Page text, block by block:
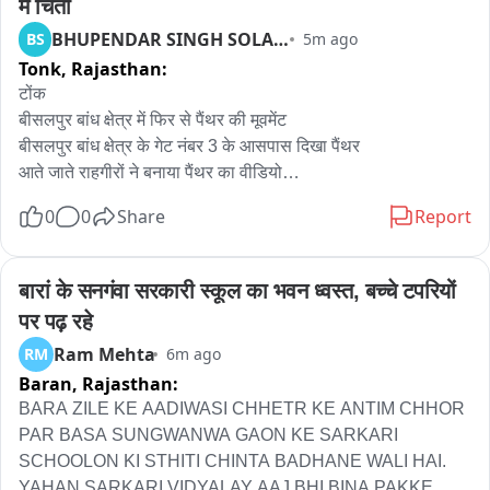
নির্দেশ দেওয়া হয়েছে।পাশাপাশি গর্ভবতী মায়েদের জন্য ২৪ ঘন্টা পরিষেবা, মুমূর্ষু
রোগীদের চিকিৎসা এবং হাসপাতাল পরিষ্কার পরিচ্ছন্ন রাখা সহ ল্যাবরেটরি সুব্যবস্থা
করা হবে আগামী কয়েকদিনের মধ্যেই।স্বাস্থ্যই সম্পদ। সেই স্বাস্থ্য পরিষেবার জন্য
সমস্ত কোন রকম পদক্ষেপ দ্রুততার সাথে গ্রহণ করা হবে।
যাতে এলাকার প্রায় ২০ হাজার মানুষ উপকৃত হয়।
में चिंता
BS BHUPENDAR SINGH SOLANKI 5m ago
Tonk, Rajasthan:
टोंक
बीसलपुर बांध क्षेत्र में फिर से पैंथर की मूवमेंट
बीसलपुर बांध क्षेत्र के गेट नंबर 3 के आसपास दिखा पैंथर
आते जाते राहगीरों ने बनाया पैंथर का वीडियो
पैंथर का वीडियो सोशल मीडिया पर वायरल हो रहा है
लंबे दिनों से बीसलपुर बांध क्षेत्र में पैंथर की मूवमेंट होने की लगातार मिल रही
थी सूचना
पहले भी टोडारायसिंह में एक शराब की दुकान में घुस चुका है पैंथर
ऐसे में अब यह वीडियो सामने आने के बाद फिर से आमजन की बढ़ रही है
चिंता
0 0 Share Report
बारां के सनगंवा सरकारी स्कूल का भवन ध्वस्त, बच्चे टपरियों
पर पढ़ रहे
RM Ram Mehta 6m ago
Baran, Rajasthan:
BARA ZILE KE AADIWASI CHHETR KE ANTIM CHHOR
PAR BASA SUNGWANWA GAON KE SARKARI
SCHOOLON KI STHITI CHINTA BADHANE WALI HAI.